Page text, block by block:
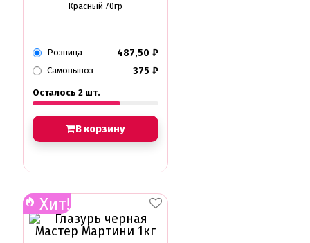
Красный 70гр
Розница 487,50 ₽
Самовывоз 375 ₽
Осталось 2 шт.
В корзину
Хит!